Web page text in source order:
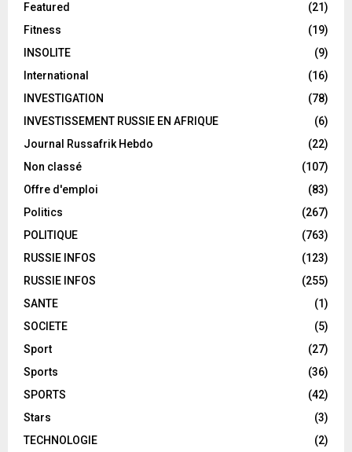
Featured
(21)
Fitness
(19)
INSOLITE
(9)
International
(16)
INVESTIGATION
(78)
INVESTISSEMENT RUSSIE EN AFRIQUE
(6)
Journal Russafrik Hebdo
(22)
Non classé
(107)
Offre d'emploi
(83)
Politics
(267)
POLITIQUE
(763)
RUSSIE INFOS
(123)
RUSSIE INFOS
(255)
SANTE
(1)
SOCIETE
(5)
Sport
(27)
Sports
(36)
SPORTS
(42)
Stars
(3)
TECHNOLOGIE
(2)